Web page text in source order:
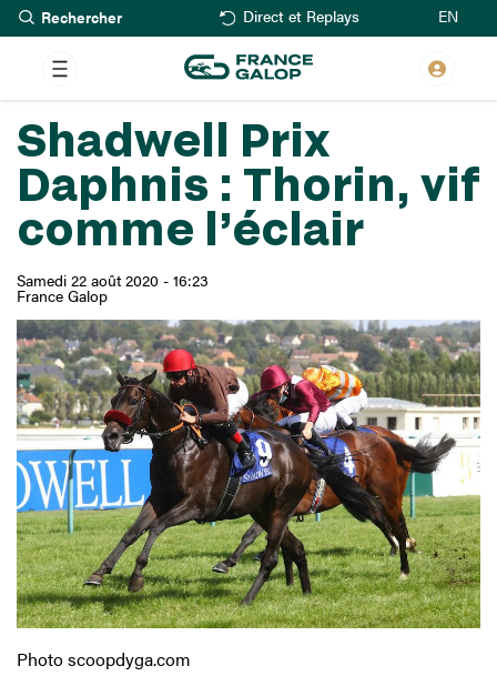
Aller
au
contenu
principal
Rechercher Direct et Replays EN
Shadwell Prix
Daphnis : Thorin, vif
comme l’éclair
Samedi 22 août 2020 - 16:23
France Galop
Photo scoopdyga.com